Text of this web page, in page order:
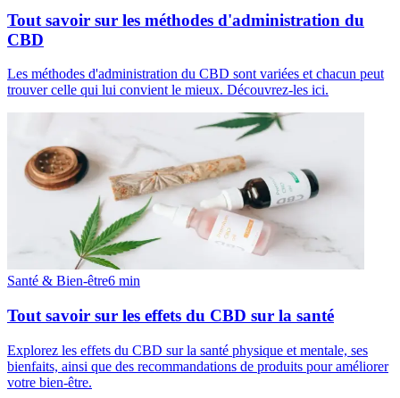
Tout savoir sur les méthodes d'administration du
CBD
Les méthodes d'administration du CBD sont variées et chacun peut
trouver celle qui lui convient le mieux. Découvrez-les ici.
Santé & Bien-être6 min
Tout savoir sur les effets du CBD sur la santé
Explorez les effets du CBD sur la santé physique et mentale, ses
bienfaits, ainsi que des recommandations de produits pour améliorer
votre bien-être.